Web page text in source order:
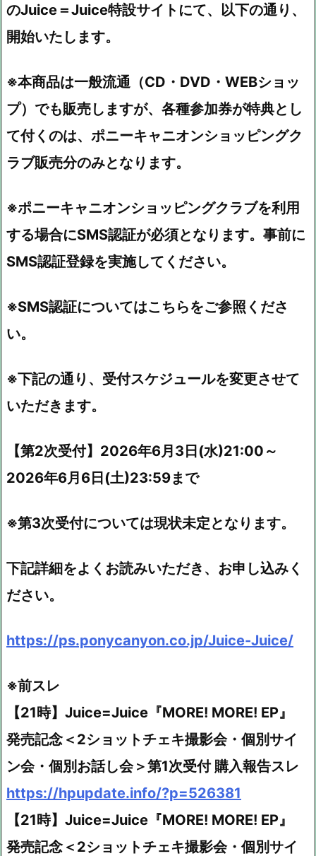
のJuice＝Juice特設サイトにて、以下の通り、
開始いたします。
※本商品は一般流通（CD・DVD・WEBショッ
プ）でも販売しますが、各種参加券が特典とし
て付くのは、ポニーキャニオンショッピングク
ラブ販売分のみとなります。
※ポニーキャニオンショッピングクラブを利用
する場合にSMS認証が必須となります。事前に
SMS認証登録を実施してください。
※SMS認証についてはこちらをご参照くださ
い。
※下記の通り、受付スケジュールを変更させて
いただきます。
【第2次受付】2026年6月3日(水)21:00～
2026年6月6日(土)23:59まで
※第3次受付については現状未定となります。
下記詳細をよくお読みいただき、お申し込みく
ださい。
https://ps.ponycanyon.co.jp/Juice-Juice/
※前スレ
【21時】Juice=Juice『MORE! MORE! EP』
発売記念＜2ショットチェキ撮影会・個別サイ
ン会・個別お話し会＞第1次受付 購入報告スレ
https://hpupdate.info/?p=526381
【21時】Juice=Juice『MORE! MORE! EP』
発売記念＜2ショットチェキ撮影会・個別サイ